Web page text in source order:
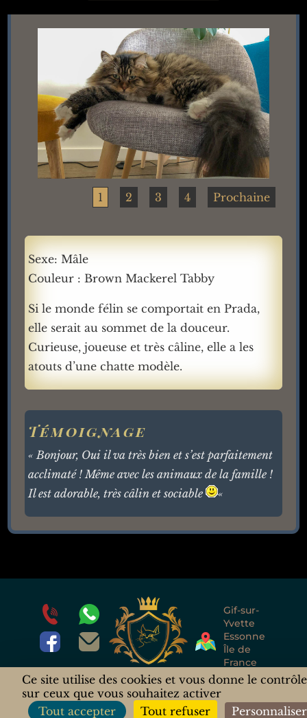
1 2 3 4 Prochaine
Sexe: Mâle
Couleur : Brown Mackerel Tabby
Si le monde félin se comportait en Prada,
elle serait au sommet de la douceur.
Curieuse, joueuse et très câline, elle a les
atouts d’une chatte modèle.
Témoignage
« Bonjour, Oui il va très bien et s’est parfaitement
acclimaté ! Même avec les animaux de la famille !
Il est adorable, très câlin et sociable
«
Gif-sur-
Yvette
Essonne
Île de
France
France
© Copyright 2025
Mentions Légales
Ce site utilise des cookies et vous donne le contrôle
sur ceux que vous souhaitez activer
Tout accepter
Tout refuser Personnaliser